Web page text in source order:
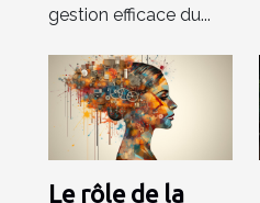
gestion efficace du...
Le rôle de la